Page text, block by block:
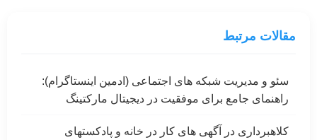
مقالات مرتبط
سئو و مدیریت شبکه های اجتماعی (ادمین اینستاگرام):
راهنمای جامع برای موفقیت در دیجیتال مارکتینگ
کلاهبرداری در آگهی های کار در خانه و پادکستهای